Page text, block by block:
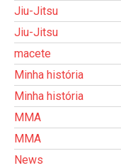
Jiu-Jitsu
Jiu-Jitsu
macete
Minha história
Minha história
MMA
MMA
News